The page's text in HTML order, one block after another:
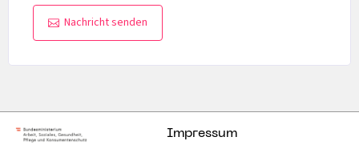
Nachricht senden
Impressum